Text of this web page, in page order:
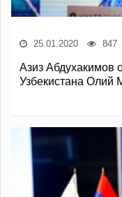
25.01.2020 847
Азиз Абдухакимов
Узбекистана Олий